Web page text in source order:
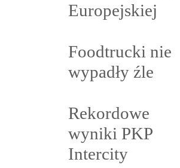
Europejskiej
Foodtrucki nie
wypadły źle
Rekordowe
wyniki PKP
Intercity